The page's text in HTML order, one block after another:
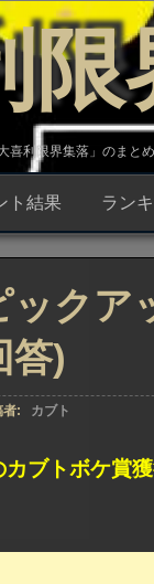
限
喜利限界集落」のまと
ト結果 ラン
ック
答)
者: カブト
ブトボケ賞獲